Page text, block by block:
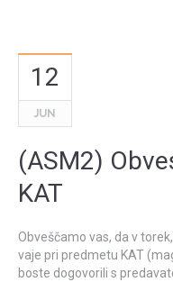
12
JUN
(ASM2)
KAT
Obveščamo vas, da v
vaje pri predmetu KAT
boste dogovorili s